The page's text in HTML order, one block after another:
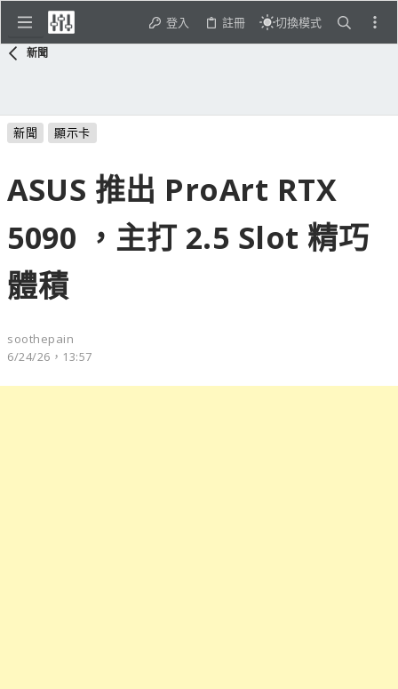
登入 註冊 切換模式
新聞
新聞 顯示卡
ASUS 推出 ProArt RTX
5090 ，主打 2.5 Slot 精巧
體積
soothepain
6/24/26，13:57